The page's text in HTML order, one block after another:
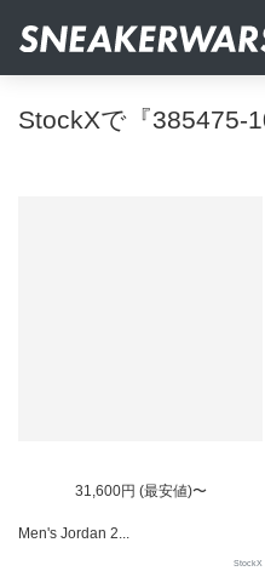
StockXで『385475-
31,600円 (最安値)〜
Men's Jordan 2...
StockX